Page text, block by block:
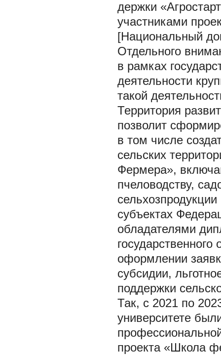
держки
участниками
[Национальный
Отдельного
в рамках
деятельности
такой
Территория
позволит
в том числе
сельских
Фермера»,
пчеловодству,
субъектах
обладателями
оформлении
субсидии,
поддержки
Так, с 2021 по
университете
проекта «Школа